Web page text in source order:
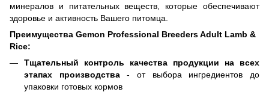
минералов и питательных веществ, которые обеспечивают
здоровье и активность Вашего питомца.
Преимущества Gemon Professional Breeders Adult Lamb &
Rice:
Тщательный контроль качества продукции на всех
этапах производства- от выбора ингредиентов до
упаковки готовых кормов